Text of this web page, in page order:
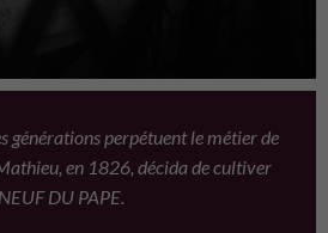
générations perpétuent le métier de
en 1826, décida de cultiver
DU PAPE.